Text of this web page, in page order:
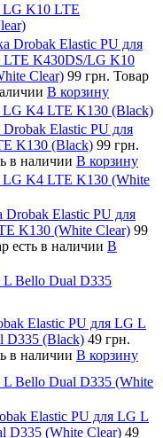
LG K10 LTE
Drobak Elastic PU для
K430DS/LG K10
Clear) 99 грн. Товар
В корзину
LG K4 LTE K130 (Black)
Elastic PU для
K130 (Black) 99 грн.
в наличии В корзину
LG K4 LTE K130 (White
Drobak Elastic PU для
K130 (White Clear) 99
есть в наличии В
L Bello Dual D335
Elastic PU для LG L
D335 (Black) 49 грн.
в наличии В корзину
Bello Dual D335 (White
Elastic PU для LG L
D335 (White Clear) 49